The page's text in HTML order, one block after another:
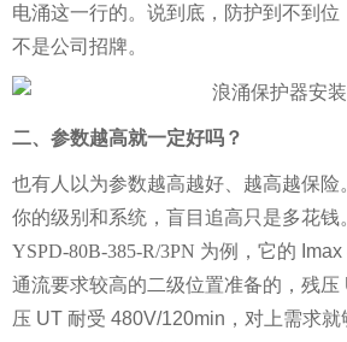
电涌这一行的。说到底，防护到不到位
不是公司招牌。
二、参数越高就一定好吗？
也有人以为参数越高越好、越高越保险
你的级别和系统，盲目追高只是多花钱
YSPD-80B-385-R/3PN 为例，它的
通流要求较高的二级位置准备的，残压
压 UT 耐受 480V/120min，对上需求